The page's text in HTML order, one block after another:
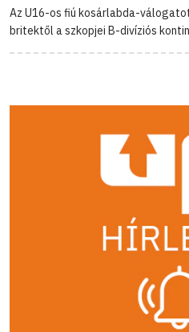
Az U16-os fiú kosárlabda-
britektől a szkopjei B-divíziós